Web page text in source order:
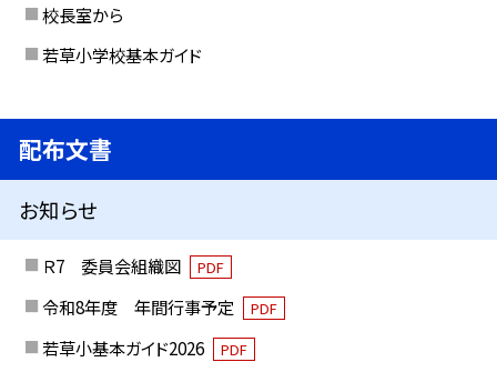
校長室から
若草小学校基本ガイド
配布文書
お知らせ
Ｒ7 委員会組織図 PDF
令和8年度 年間行事予定 PDF
若草小基本ガイド2026 PDF